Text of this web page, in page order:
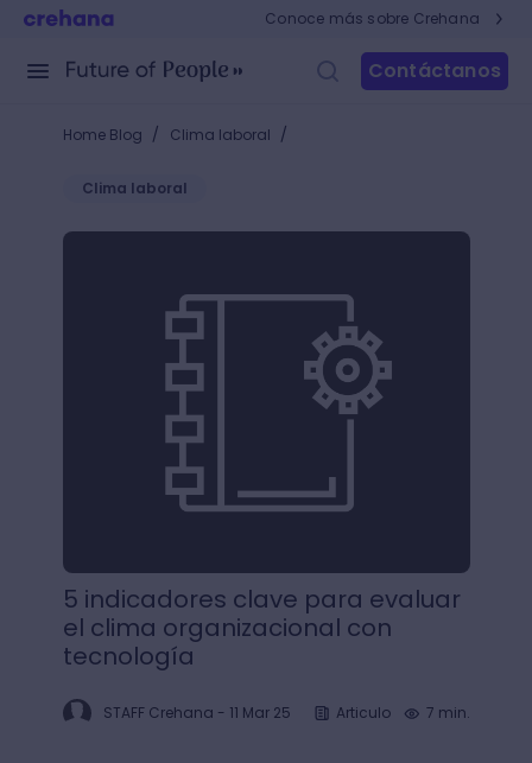
Conoce más sobre Crehana
Contáctanos
Home Blog / Clima laboral /
Clima laboral
5 indicadores clave para evaluar el clima
5 indicadores clave para evaluar
el clima organizacional con
tecnología
STAFF Crehana - 11 Mar 25 Articulo 7 min.